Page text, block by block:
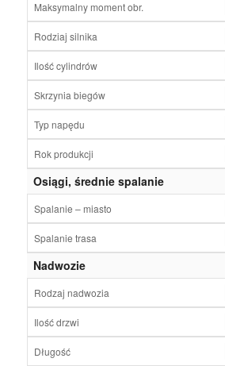
Maksymalny moment obr.
Rodziaj silnika
Ilość cylindrów
Skrzynia biegów
Typ napędu
Rok produkcji
Osiągi, średnie spalanie
Spalanie – miasto
Spalanie trasa
Nadwozie
Rodzaj nadwozia
Ilość drzwi
Długość